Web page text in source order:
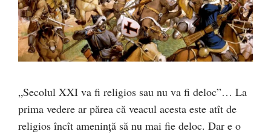
„Secolul XXI va fi religios sau nu va fi deloc”… La
prima vedere ar părea că veacul acesta este atît de
religios încît ameninţă să nu mai fie deloc. Dar e o